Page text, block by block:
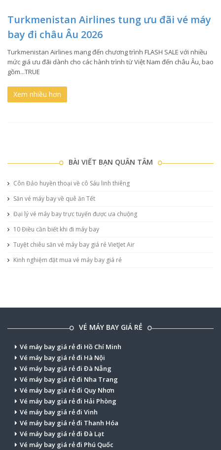
Turkmenistan Airlines tung ưu đãi vé máy
bay đi châu Âu 2026
Turkmenistan Airlines mang đến chương trình FLASH SALE với nhiều
mức giá ưu đãi dành cho các hành trình từ Việt Nam đến châu Âu, bao
gồm...TRUE
Xem nhiều hơn
BÀI VIẾT BẠN QUÂN TÂM
Côn Đảo huyền thoại về cô Sáu linh thiêng
Săn vé máy bay về quê ăn Tết
Đại lý vé máy bay trực tuyến được ưa chuộng
10 Điều cần biết khi đi máy bay
Tuyệt chiêu săn vé máy bay giá rẻ VietJet Air
Kinh nghiệm đặt mua vé máy bay giá rẻ
VÉ MÁY BAY GIÁ RẺ
Vé máy bay giá rẻ đi Hồ Chí Minh
Vé máy bay giá rẻ đi Hà Nội
Vé máy bay giá rẻ đi Đà Nẵng
Vé máy bay giá rẻ đi Nha Trang
Vé máy bay giá rẻ đi Quy Nhơn
Vé máy bay giá rẻ đi Hải Phòng
Vé máy bay giá rẻ đi Vinh
Vé máy bay giá rẻ đi Thanh Hóa
Vé máy bay giá rẻ đi Đà Lạt
Vé máy bay giá rẻ đi Phú Quốc